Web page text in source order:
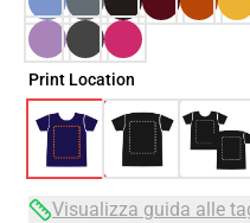
Print Location
Visualizza guida alle